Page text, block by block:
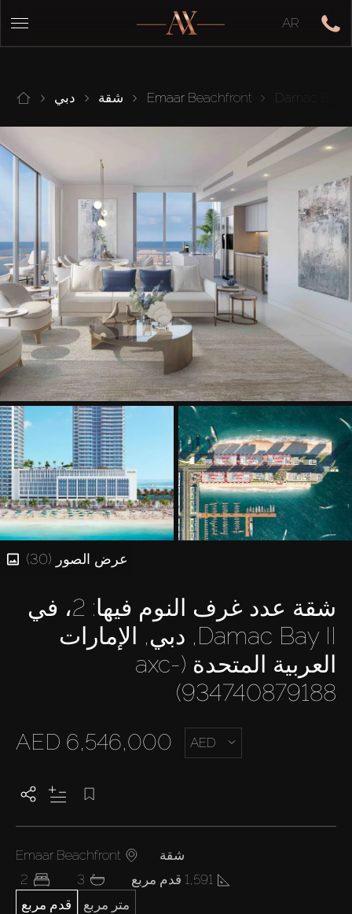
AR
دبي شقة Emaar Beachfront Damac Bay II
عرض الصور (30)
شقة عدد غرف النوم فيها: 2، في
Damac Bay II, دبي, الإمارات
العربية المتحدة (axc-
934740879188)
AED 6,546,000 AED
Emaar Beachfront
شقة
2
3
1,591 قدم مربع
قدم مربع
متر مربع